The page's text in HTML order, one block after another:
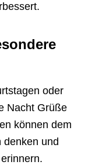
oder
Nacht Grüße
können dem
denken und